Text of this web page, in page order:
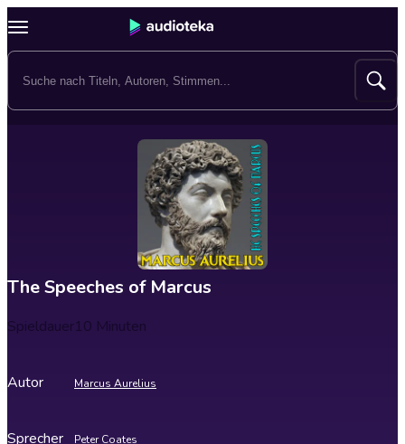
The Speeches of Marcus
Spieldauer10 Minuten
Autor Marcus Aurelius
Sprecher Peter Coates